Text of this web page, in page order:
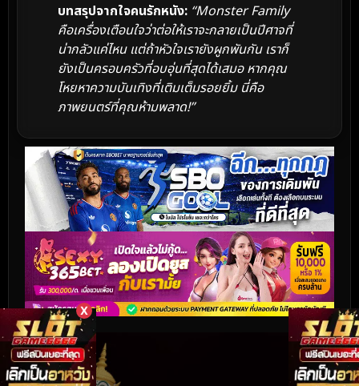
X
บทสรุปจากใจคนรักหนัง: “Monster Family
คือเครื่องเตือนใจว่าต่อให้เราจะกลายเป็นปีศาจที่
น่ากลัวแค่ไหน แต่ถ้าหัวใจเรายังผูกพันกัน เราก็
ยังเป็นครอบครัวที่อบอุ่นที่สุดได้เสมอ หากคุณ
โหยหาความบันเทิงที่เติมเต็มรอยยิ้ม นี่คือ
ภาพยนตร์ที่คุณห้ามพลาด!”